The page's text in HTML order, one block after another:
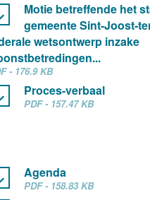
Motie betreffende het
gemeente Sint-Joost-
wetsontwerp inzake
- 176.9 KB
Proces-verbaal
PDF - 157.47 KB
Agenda
PDF - 158.83 KB